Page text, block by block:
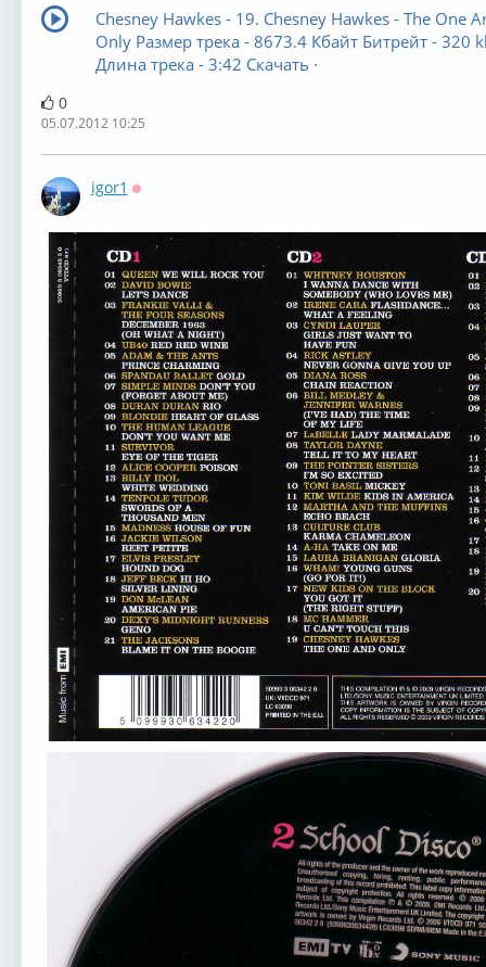
Chesney Hawkes - 19. Chesney Hawkes - The One
Only Размер трека - 8673.4 Кбайт Битрейт - 320
Длина трека - 3:42 Скачать ·
0
05.07.2012 10:25
igor1